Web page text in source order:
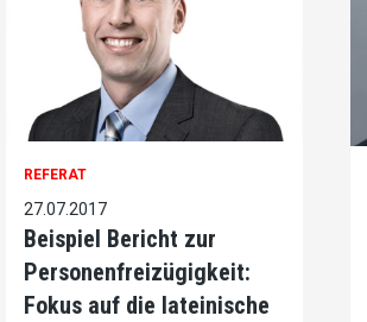
REFERAT
27.07.2017
Beispiel Bericht zur
Personenfreizügigkeit:
Fokus auf die lateinische